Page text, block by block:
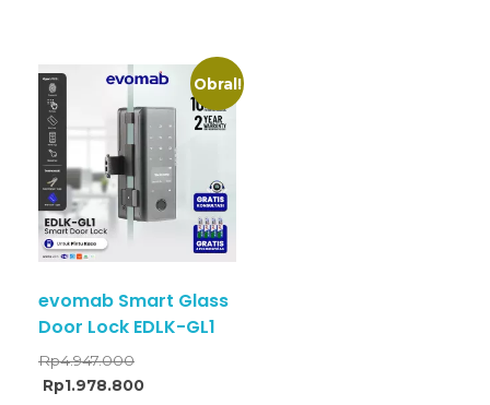
Obral!
evomab Smart Glass
Door Lock EDLK-GL1
Rp4.947.000
Rp1.978.800